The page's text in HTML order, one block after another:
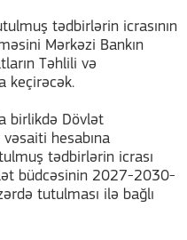
tədbirlərin icrasının
Mərkəzi Bankın
Təhlili və
keçirəcək.
birlikdə Dövlət
hesabına
tədbirlərin icrası
büdcəsinin 2027-2030-
tutulması ilə bağlı